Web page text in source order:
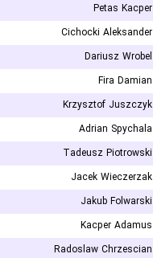
Petas Kacper
Cichocki Aleksander
Dariusz Wrobel
Fira Damian
Krzysztof Juszczyk
Adrian Spychala
Tadeusz Piotrowski
Jacek Wieczerzak
Jakub Folwarski
Kacper Adamus
Radoslaw Chrzescian